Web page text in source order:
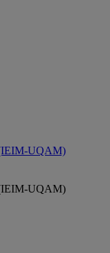
(IEIM-UQAM)
(IEIM-UQAM)